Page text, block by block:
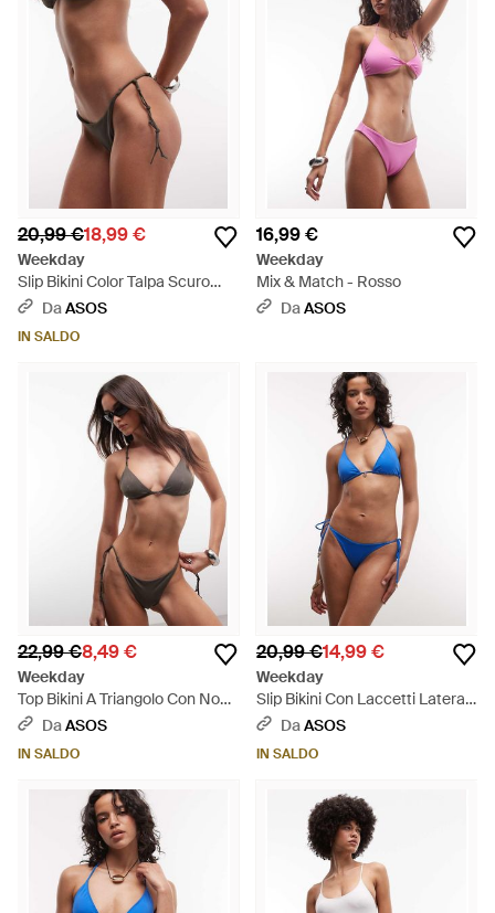
20,99 €18,99 €
Weekday
Slip Bikini Color Talpa Scuro
Con Nodi Stile Festival -
DaASOS
IN SALDO
16,99 €
Weekday
Mix & Match - Rosso
DaASOS
22,99 €8,49 €
Weekday
Top Bikini A Triangolo Con Nodo
Color Talpa Scuro - Marrone
DaASOS
IN SALDO
20,99 €14,99 €
Weekday
Slip Bikini Con Laccetti Laterali
E Charm - Blu
DaASOS
IN SALDO